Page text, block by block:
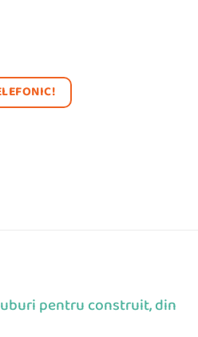
pentru construit, din